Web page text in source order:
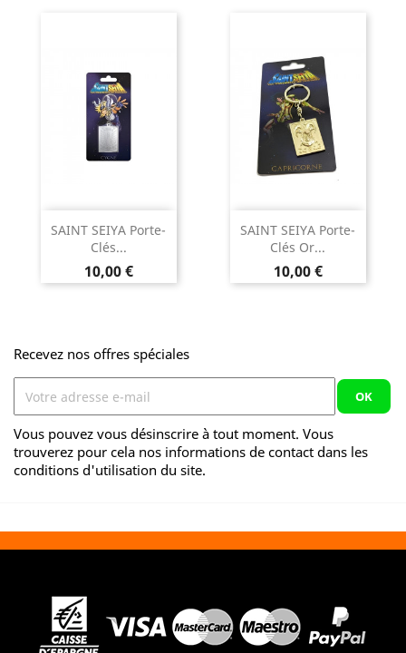
SAINT SEIYA Porte-
Clés...
Prix
10,00 €
SAINT SEIYA Porte-
Clés Or...
Prix
10,00 €
Recevez nos offres spéciales
Vous pouvez vous désinscrire à tout moment. Vous
trouverez pour cela nos informations de contact dans les
conditions d'utilisation du site.